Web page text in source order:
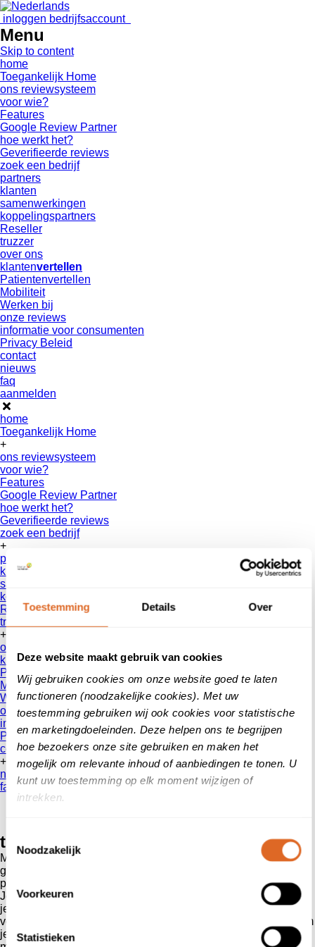
Toestemming Details Over
Deze website maakt gebruik van cookies
Wij gebruiken cookies om onze website goed te laten
functioneren (noodzakelijke cookies). Met uw
toestemming gebruiken wij ook cookies voor statistische
en marketingdoeleinden. Deze helpen ons te begrijpen
hoe bezoekers onze site gebruiken en maken het
mogelijk om relevante inhoud of aanbiedingen te tonen. U
kunt uw toestemming op elk moment wijzigen of
intrekken.
Noodzakelijk
Voorkeuren
Statistieken
inloggen bedrijfsaccount
Menu
Skip to content
home
Toegankelijk Home
ons reviewsysteem
voor wie?
Features
Google Review Partner
hoe werkt het?
Geverifieerde reviews
zoek een bedrijf
partners
klanten
samenwerkingen
koppelingspartners
Reseller
truzzer
over ons
klantenvertellen
Patientenvertellen
Mobiliteit
Werken bij
onze reviews
informatie voor consumenten
Privacy Beleid
contact
nieuws
faq
aanmelden
home
Toegankelijk Home
+
ons reviewsysteem
voor wie?
Features
Google Review Partner
hoe werkt het?
Geverifieerde reviews
zoek een bedrijf
+
partners
klanten
samenwerkingen
koppelingspartners
Reseller
truzzer
+
over ons
klantenvertellen
Patientenvertellen
Mobiliteit
Werken bij
onze reviews
informatie voor consumenten
Privacy Beleid
contact
+
nieuws
faq
truzzer
Maak het ontvangen van klanten vertellen beoordelingen
gemakkelijk met de aangepaste klanten
producten
Je klanten maken je bedrijf! Juist daarom is het belangrijk wat
je klanten over je zeggen. Met de producten voor meer klanten
vertellen reviews van recommendedio helpen we je klanten om
je bedrijf nog succesvoller te maken met een eenvoudige